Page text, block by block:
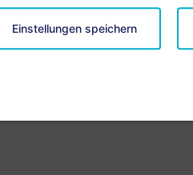
Erwachsene
Einstellungen speichern